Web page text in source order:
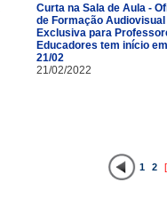
Curta na Sala de Aula -
de Formação Audiovisual
Exclusiva para
Educadores tem início em
21/02
21/02/2022
1 2